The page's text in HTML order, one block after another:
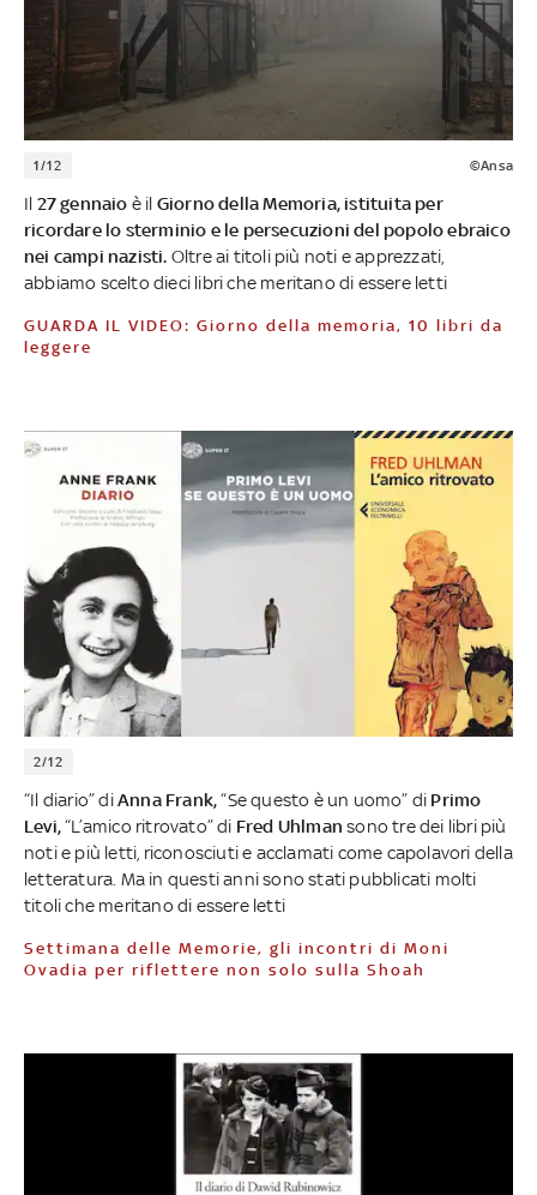
1/12 ©Ansa
Il 27 gennaio è il Giorno della Memoria, istituita per
ricordare lo sterminio e le persecuzioni del popolo ebraico
nei campi nazisti. Oltre ai titoli più noti e apprezzati,
abbiamo scelto dieci libri che meritano di essere letti
GUARDA IL VIDEO: Giorno della memoria, 10 libri da
leggere
2/12
“Il diario” diAnna Frank,“Se questo è un uomo” di Primo
Levi,“L’amico ritrovato” di Fred Uhlmansono tre dei libri più
noti e più letti, riconosciuti e acclamati come capolavori della
letteratura. Ma in questi anni sono stati pubblicati molti
titoli che meritano di essere letti
Settimana delle Memorie, gli incontri di Moni
Ovadia per riflettere non solo sulla Shoah